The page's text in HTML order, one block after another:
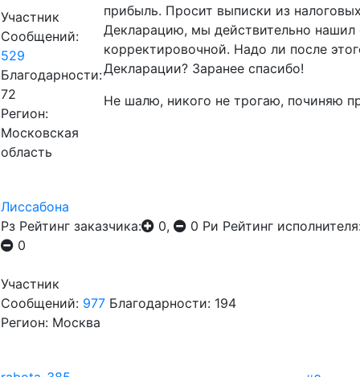
Участник
Сообщений:
529
Благодарности:
72
Регион:
Московская
область
прибыль. Просит выписки из
Декларацию, мы действительно
корректировочной. Надо ли после
Декларации? Заранее спасибо!
Не шалю, никого не трогаю, починяю
Лиссабона
Рз Рейтинг заказчика: 0, 0 Ри Рейтинг
0
Участник
Сообщений: 977 Благодарности: 194
Регион: Москва